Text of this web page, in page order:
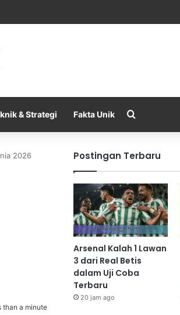
& Strategi Fakta Unik
2026
than a minute
Postingan Terbaru
Arsenal Kalah 1 Lawan
3 dari Real Betis
dalam Uji Coba
Terbaru
20 jam ago